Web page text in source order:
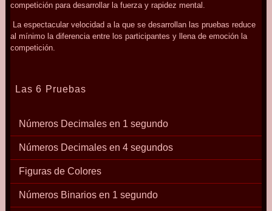
competición para desarrollar la fuerza y rapidez mental.
La espectacular velocidad a la que se desarrollan las pruebas reduce
al mínimo la diferencia entre los participantes y llena de emoción la
competición.
Las 6 Pruebas
Números Decimales en 1 segundo
Números Decimales en 4 segundos
Figuras de Colores
Números Binarios en 1 segundo